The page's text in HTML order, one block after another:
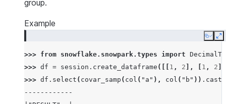
group.
Example
Copy
>>> from snowflake.snowpark.types import
>>> df = session . create_dataframe ([[ 1 , 2 ], 1 , 2
>>> df . select ( covar_samp ( col ( "a" ), col ( "b" )) . cast
------------